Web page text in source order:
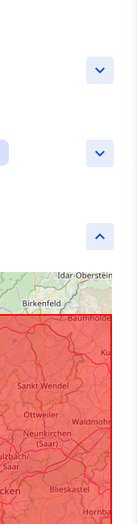
keyboard_arrow_down
keyboard_arrow_down
keyboard_arrow_up